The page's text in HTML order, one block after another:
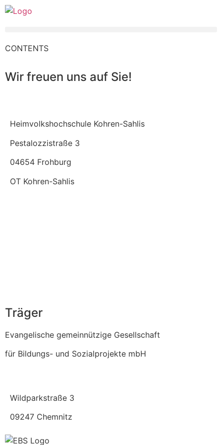
CONTENTS
Wir freuen uns auf Sie!
Heimvolkshochschule Kohren-Sahlis
Pestalozzistraße 3
04654 Frohburg
OT Kohren-Sahlis
Träger
Evangelische gemeinnützige Gesellschaft
für Bildungs- und Sozialprojekte mbH
Wildparkstraße 3
09247 Chemnitz